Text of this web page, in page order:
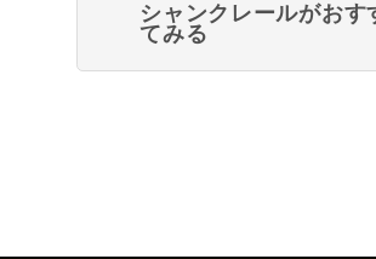
シャンクレールがお
てみる